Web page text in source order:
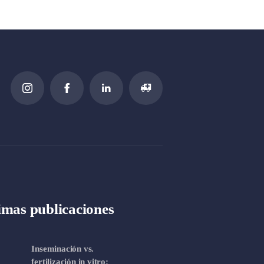
publicaciones
Inseminación vs.
fertilización in vitro: